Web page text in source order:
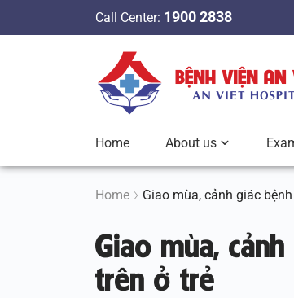
n
Call Center: 1900 2838
Home About us
Home Giao mùa, cảnh giác
Giao mùa,
trên ở trẻ